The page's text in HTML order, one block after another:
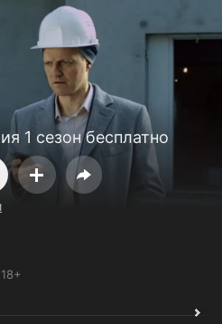
1 сезон бесплатно
18+
Открыть приложение